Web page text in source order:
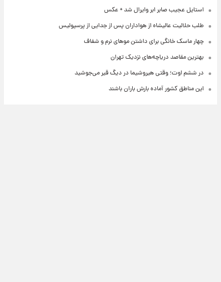
استایل عجیب صابر ابر وایرال شد + عکس
طلب حلالیت عالیشاه از هواداران پس از جدایی از پرسپولیس
چهار ماسک خانگی برای داشتن موهای نرم و شفاف
بهترین مقاصد دریاچه‌های نزدیک تهران
در ششم اوت؛ وقتی هیروشیما در دیگ قیر می‌جوشید
این مناطق کشور آماده بارش باران باشند